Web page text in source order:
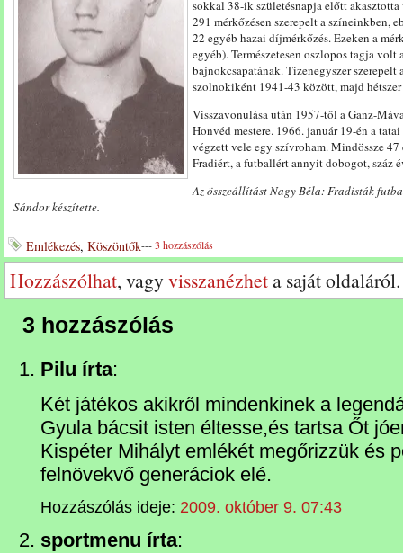
sokkal 38-ik születésnapja előtt akasztotta
291 mérkőzésen szerepelt a színeinkben,
22 egyéb hazai díjmérkőzés. Ezeken a
egyéb). Természetesen oszlopos tagja volt
bajnokcsapatának. Tizenegyszer
szolnokiként 1941-43 között, majd
Visszavonulása után 1957-től a Ganz-
Honvéd mestere. 1966. január 19-én a
végzett vele egy szívroham. Mindössze
Fradiért, a futballért annyit dobogot, száz
Az összeállítást Nagy Béla: Fradisták
Sándor készítette.
Emlékezés, Köszöntők---3 hozzászólás
Hozzászólhat, vagyvisszanézheta saját oldaláról.
3 hozzászólás
Pilu írta:
Két játékos akikről mindenkinek a
Gyula bácsit isten éltesse,és tartsa Őt
Kispéter Mihályt emlékét megőrizzük és
felnövekvő generáciok elé.
Hozzászólás ideje: 2009. október 9. 07:43
sportmenu írta: